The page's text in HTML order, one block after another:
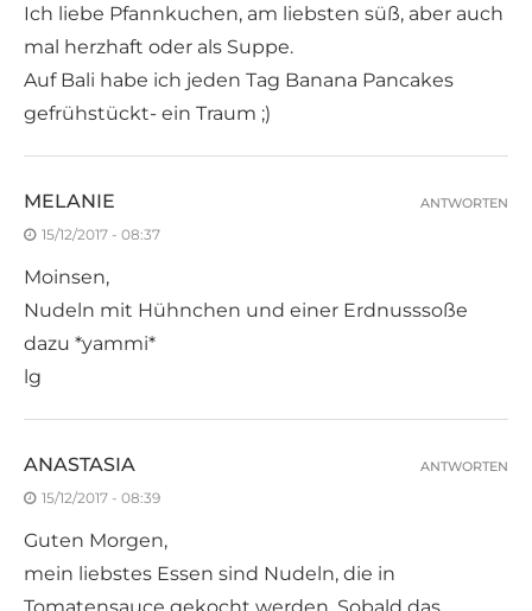
Ich liebe Pfannkuchen, am liebsten süß, aber auch
mal herzhaft oder als Suppe.
Auf Bali habe ich jeden Tag Banana Pancakes
gefrühstückt- ein Traum ;)
MELANIE
15/12/2017 - 08:37
Moinsen,
Nudeln mit Hühnchen und einer Erdnusssoße
dazu *yammi*
lg
ANTWORTEN
ANASTASIA
15/12/2017 - 08:39
Guten Morgen,
mein liebstes Essen sind Nudeln, die in
Tomatensauce gekocht werden. Sobald das
ANTWORTEN